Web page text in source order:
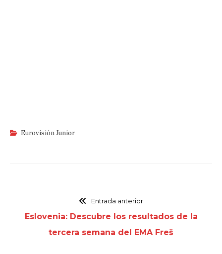
Eurovisión Junior
Entrada anterior
Eslovenia: Descubre los resultados de la
tercera semana del EMA Freš